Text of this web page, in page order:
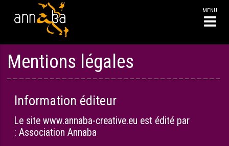
contenu
Mentions légales
Information éditeur
Le site www.annaba-creative.eu est édité par
: Association Annaba